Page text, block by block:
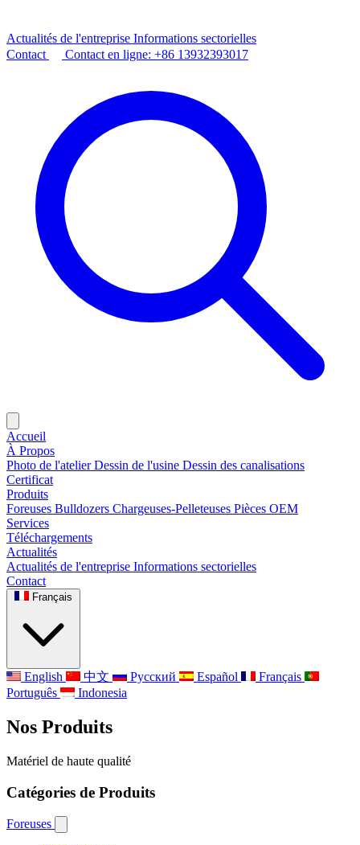
Actualités de l'entreprise Informations sectorielles
Contact
Contact en ligne: +86 13932393017
Accueil
À Propos
Photo de l'atelierDessin de l'usine Dessin des canalisations
Certificat
Produits
Foreuses Bulldozers Chargeuses-Pelleteuses Pièces OEM
Services
Téléchargements
Actualités
Actualités de l'entreprise Informations sectorielles
Contact
Français
English 中文 Русский Español
Français
Português
Indonesia
Nos Produits
Matériel de haute qualité
Catégories de Produits
Foreuses